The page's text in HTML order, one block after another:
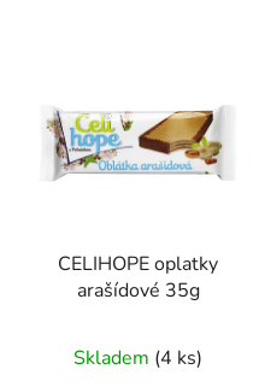
CELIHOPE oplatky
arašídové 35g
hodnocení
Skladem (4 ks)